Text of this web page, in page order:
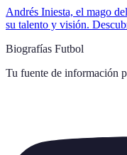
Andrés Iniesta, el mago
su talento y visión.
Biografías Futbol
Tu fuente de información